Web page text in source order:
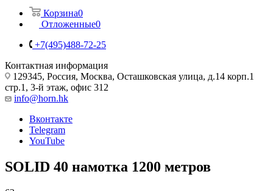
Отложенные
129345, Россия, Москва, Осташковская улица, д.14 корп.1
стр.1, 3-й этаж, офис 312
info@horn.hk
Telegram
YouTube
SOLID 40 намотка 1200 метров